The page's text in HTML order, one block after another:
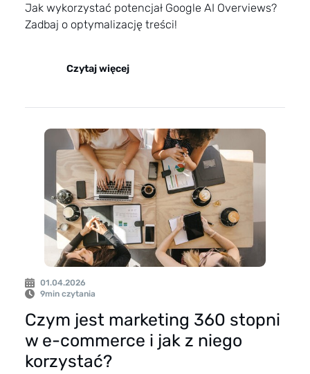
Jak wykorzystać potencjał Google AI Overviews?
Zadbaj o optymalizację treści!
Czytaj więcej
01.04.2026
9min czytania
Czym jest marketing 360 stopni
w e-commerce i jak z niego
korzystać?